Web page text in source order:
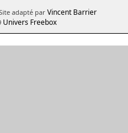
adapté par Vincent Barrier
Univers Freebox